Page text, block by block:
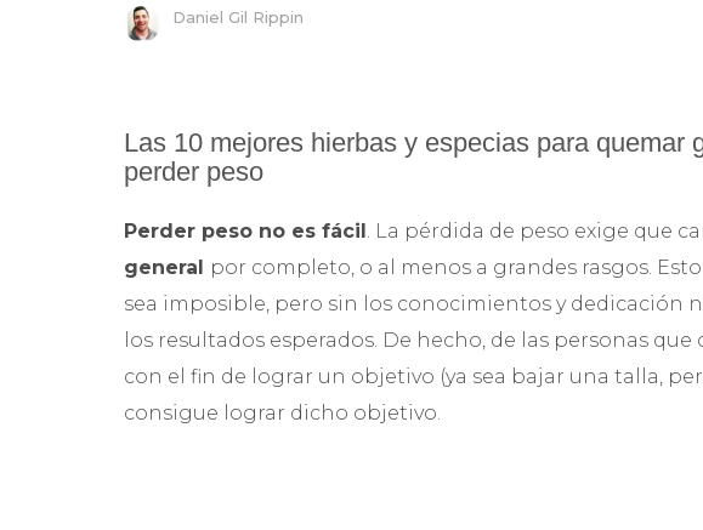
Daniel Gil Rippin
Las 10 mejores hierbas y especias para quemar
perder peso
Perder peso no es fácil. La pérdida de peso exige que
general por completo, o al menos a grandes rasgos.
sea imposible, pero sin los conocimientos y dedicación
los resultados esperados. De hecho, de las personas
con el fin de lograr un objetivo (ya sea bajar una talla,
consigue lograr dicho objetivo.